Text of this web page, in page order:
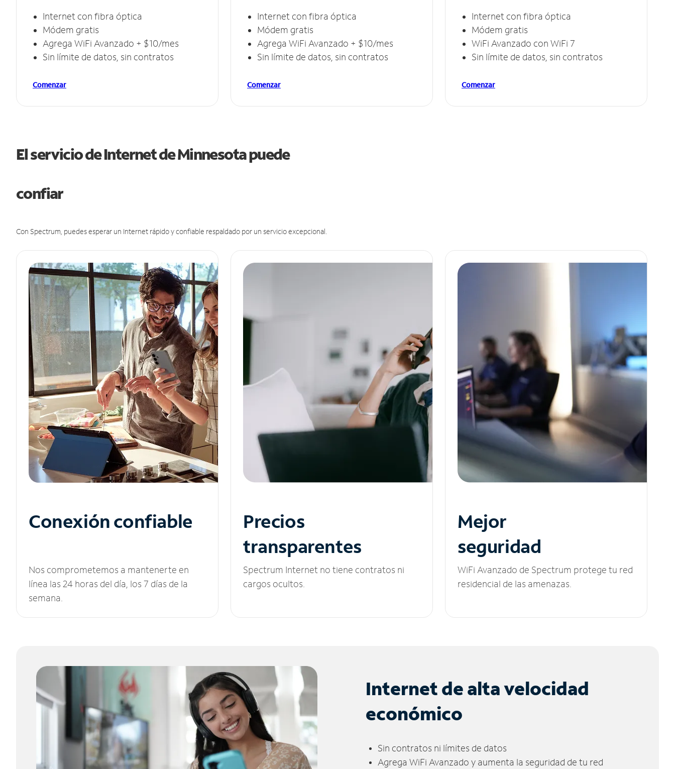
Internet con fibra óptica
Módem gratis
Agrega WiFi Avanzado + $10/mes
Sin límite de datos, sin contratos
Comenzar
Internet con fibra óptica
Módem gratis
Agrega WiFi Avanzado + $10/mes
Sin límite de datos, sin contratos
Comenzar
Internet con fibra óptica
Módem gratis
WiFi Avanzado con WiFi 7
Sin límite de datos, sin contratos
Comenzar
El servicio de Internet de Minnesota puede
confiar
Con Spectrum, puedes esperar un Internet rápido y confiable respaldado por un servicio excepcional.
Conexión confiable
Nos comprometemos a mantenerte en
línea las 24 horas del día, los 7 días de la
semana.
Precios
transparentes
Spectrum Internet no tiene contratos ni
cargos ocultos.
Mejor
seguridad
WiFi Avanzado de Spectrum protege tu red
residencial de las amenazas.
Internet de alta velocidad
económico
Sin contratos ni límites de datos
Agrega WiFi Avanzado y aumenta la seguridad de tu red